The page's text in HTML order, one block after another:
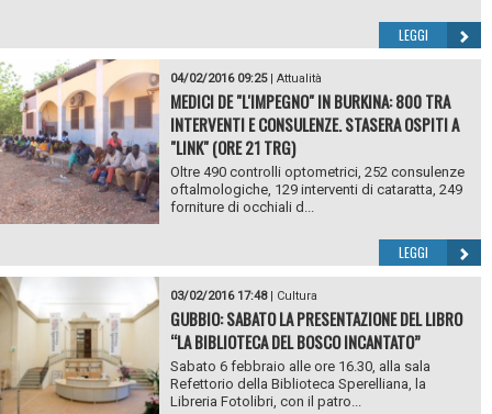
LEGGI
04/02/2016 09:25| Attualità
MEDICI DE "L'IMPEGNO" IN BURKINA: 800 TRA
INTERVENTI E CONSULENZE. STASERA OSPITI A
"LINK" (ORE 21 TRG)
Oltre 490 controlli optometrici, 252 consulenze
oftalmologiche, 129 interventi di cataratta, 249
forniture di occhiali d...
LEGGI
03/02/2016 17:48| Cultura
GUBBIO: SABATO LA PRESENTAZIONE DEL LIBRO
“LA BIBLIOTECA DEL BOSCO INCANTATO”
Sabato 6 febbraio alle ore 16.30, alla sala
Refettorio della Biblioteca Sperelliana, la
Libreria Fotolibri, con il patro...